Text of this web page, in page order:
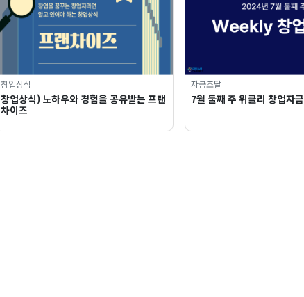
창업상식
창업상식) 노하우와 경험을 공유받는 프랜
차이즈
자금조달
7월 둘째 주 위클리 창업자금